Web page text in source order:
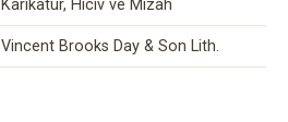
Karikatür, Hiciv ve Mizah
Vincent Brooks Day & Son Lith.